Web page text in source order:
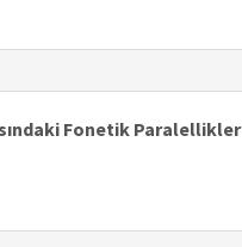
Fonetik Paralellikler